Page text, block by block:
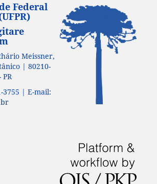
Federal
Meissner,
| 80210-
3755 | E-mail: